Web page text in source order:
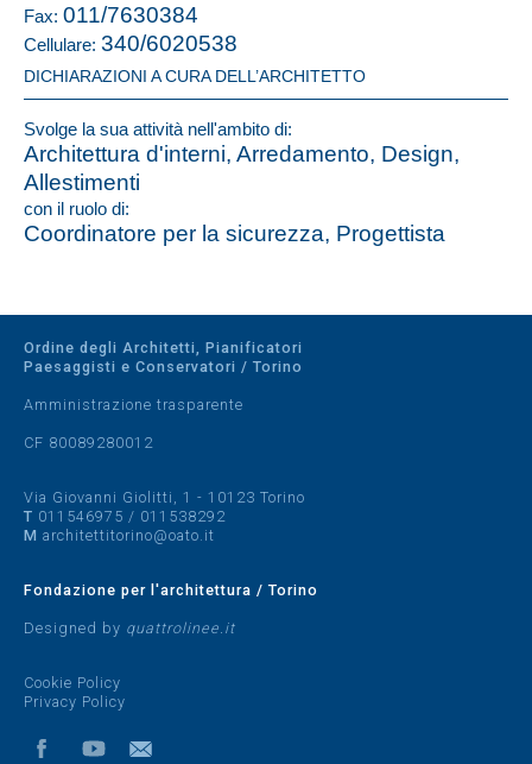
Fax: 011/7630384
Cellulare: 340/6020538
DICHIARAZIONI A CURA DELL’ARCHITETTO
Svolge la sua attività nell'ambito di:
Architettura d'interni, Arredamento, Design,
Allestimenti
con il ruolo di:
Coordinatore per la sicurezza, Progettista
Ordine degli Architetti, Pianificatori
Paesaggisti e Conservatori / Torino
Amministrazione trasparente
CF 80089280012
Via Giovanni Giolitti, 1 - 10123 Torino
T 011546975 / 011538292
M architettitorino@oato.it
Fondazione per l'architettura / Torino
Designed by quattrolinee.it
Cookie Policy
Privacy Policy